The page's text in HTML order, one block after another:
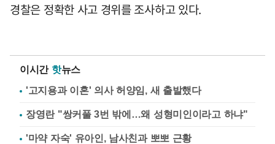
경찰은 정확한 사고 경위를 조사하고 있다.
이시간 핫뉴스
'고지용과 이혼' 의사 허양임, 새 출발했다
장영란 "쌍커풀 3번 밖에…왜 성형미인이라고 하냐"
'마약 자숙' 유아인, 남사친과 뽀뽀 근황